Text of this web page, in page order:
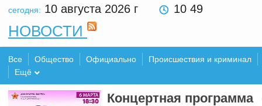
сегодня: 10 августа 2026 г 10:49
НОВОСТИ
Все Общество Официально
Происшествия и криминал
Ещё
Концертная программа